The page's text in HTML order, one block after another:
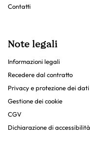
Contatti
Note legali
Informazioni legali
Recedere dal contratto
Privacy e protezione dei dati
Gestione dei cookie
CGV
Dichiarazione di accessibilità